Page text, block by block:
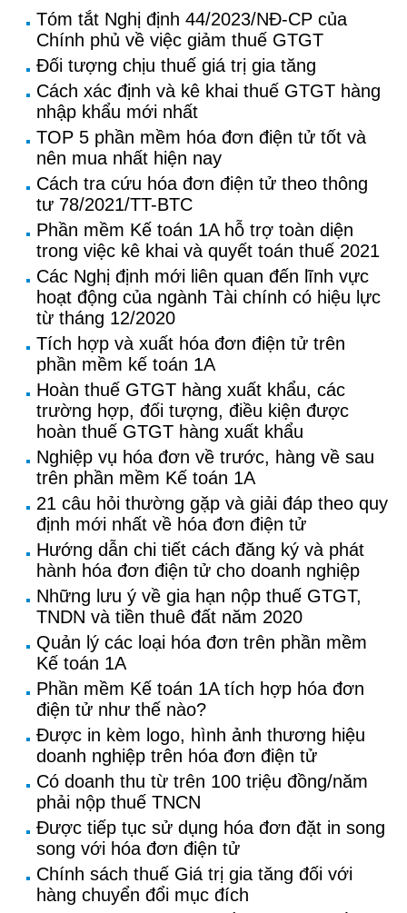
Tóm tắt Nghị định 44/2023/NĐ-CP của
Chính phủ về việc giảm thuế GTGT
Đối tượng chịu thuế giá trị gia tăng
Cách xác định và kê khai thuế GTGT hàng
nhập khẩu mới nhất
TOP 5 phần mềm hóa đơn điện tử tốt và
nên mua nhất hiện nay
Cách tra cứu hóa đơn điện tử theo thông
tư 78/2021/TT-BTC
Phần mềm Kế toán 1A hỗ trợ toàn diện
trong việc kê khai và quyết toán thuế 2021
Các Nghị định mới liên quan đến lĩnh vực
hoạt động của ngành Tài chính có hiệu lực
từ tháng 12/2020
Tích hợp và xuất hóa đơn điện tử trên
phần mềm kế toán 1A
Hoàn thuế GTGT hàng xuất khẩu, các
trường hợp, đối tượng, điều kiện được
hoàn thuế GTGT hàng xuất khẩu
Nghiệp vụ hóa đơn về trước, hàng về sau
trên phần mềm Kế toán 1A
21 câu hỏi thường gặp và giải đáp theo quy
định mới nhất về hóa đơn điện tử
Hướng dẫn chi tiết cách đăng ký và phát
hành hóa đơn điện tử cho doanh nghiệp
Những lưu ý về gia hạn nộp thuế GTGT,
TNDN và tiền thuê đất năm 2020
Quản lý các loại hóa đơn trên phần mềm
Kế toán 1A
Phần mềm Kế toán 1A tích hợp hóa đơn
điện tử như thế nào?
Được in kèm logo, hình ảnh thương hiệu
doanh nghiệp trên hóa đơn điện tử
Có doanh thu từ trên 100 triệu đồng/năm
phải nộp thuế TNCN
Được tiếp tục sử dụng hóa đơn đặt in song
song với hóa đơn điện tử
Chính sách thuế Giá trị gia tăng đối với
hàng chuyển đổi mục đích